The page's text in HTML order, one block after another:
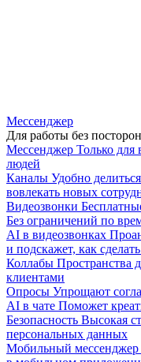
Мессенджер
Для работы без
Мессенджер Только
людей
Каналы Удобно
вовлекать новых
Видеозвонки
Без ограничений по
AI в видеозвонках
и подскажет, как
Коллабы Пространства
клиентами
Опросы Упрощают
AI в чате Поможет
Безопасность Высокая
персональных данных
Мобильный мессенджер